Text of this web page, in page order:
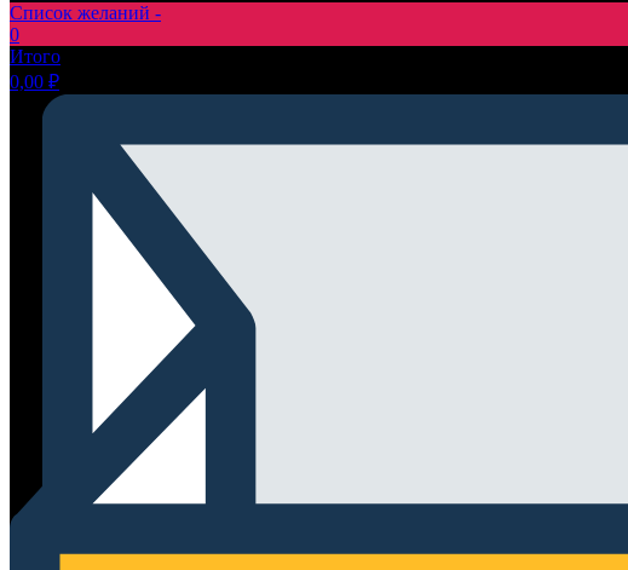
Список желаний -
0
Итого
0,00 ₽